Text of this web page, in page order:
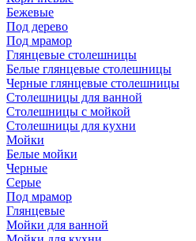
Бежевые
Под дерево
Под мрамор
Глянцевые столешницы
Белые глянцевые столешницы
Черные глянцевые столешницы
Столешницы для ванной
Столешницы с мойкой
Столешницы для кухни
Мойки
Белые мойки
Черные
Серые
Под мрамор
Глянцевые
Мойки для ванной